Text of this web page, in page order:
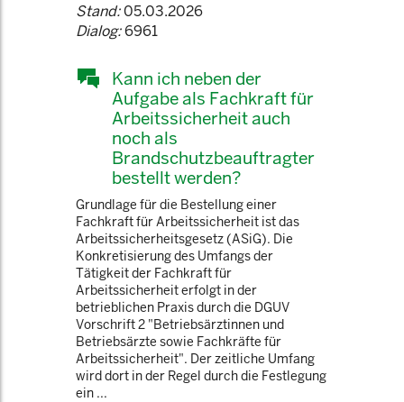
Stand:05.03.2026
Dialog:6961
Kann ich neben der
Aufgabe als Fachkraft für
Arbeitssicherheit auch
noch als
Brandschutzbeauftragter
bestellt werden?
Grundlage für die Bestellung einer
Fachkraft für Arbeitssicherheit ist das
Arbeitssicherheitsgesetz (ASiG). Die
Konkretisierung des Umfangs der
Tätigkeit der Fachkraft für
Arbeitssicherheit erfolgt in der
betrieblichen Praxis durch die DGUV
Vorschrift 2 "Betriebsärztinnen und
Betriebsärzte sowie Fachkräfte für
Arbeitssicherheit". Der zeitliche Umfang
wird dort in der Regel durch die Festlegung
ein ...